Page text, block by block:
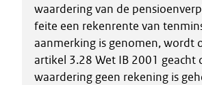
waardering van de
feite een rekenrente van
aanmerking is genomen, wordt
artikel 3.28 Wet IB 2001 geacht
waardering geen rekening is